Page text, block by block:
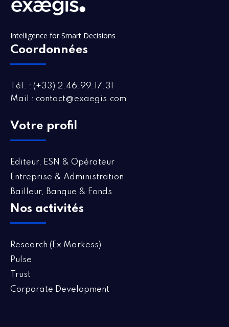
Intelligence for Smart Decisions
Coordonnées
Tél. : (+33) 2.46.99.17.31
Mail : contact@exaegis.com
Votre profil
Editeur, ESN & Opérateur
Entreprise & Administration
Bailleur, Banque & Fonds
Nos activités
Research (Ex Markess)
Pulse
Trust
Corporate Development